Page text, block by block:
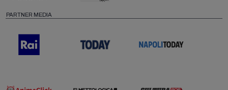
PARTNER MEDIA